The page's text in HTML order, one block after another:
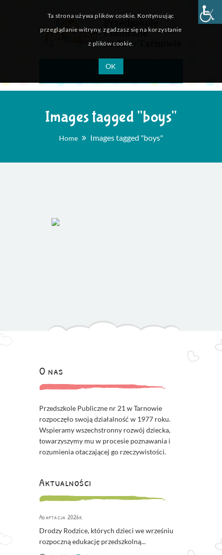
Menu
Images tagged "boys"
Home Images tagged "boys"
O nas
Przedszkole Publiczne nr 21 w Tarnowie
rozpoczęło swoją działalność w 1977 roku.
Wspieramy wszechstronny rozwój dziecka,
towarzyszymy mu w procesie poznawania i
rozumienia otaczającej go rzeczywistości.
Aktualności
Adaptacja 2026r.
Drodzy Rodzice, których dzieci we wrześniu
rozpoczną edukację przedszkolną...
Ta strona używa plików cookie. Kontynuując
przeglądanie witryny, zgadzasz się na korzystanie
z plików cookie.
OK